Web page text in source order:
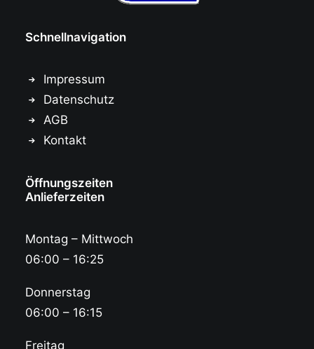
Schnellnavigation
Impressum
Datenschutz
AGB
Kontakt
Öffnungszeiten
Anlieferzeiten
Montag – Mittwoch
06:00 – 16:25
Donnerstag
06:00 – 16:15
Freitag